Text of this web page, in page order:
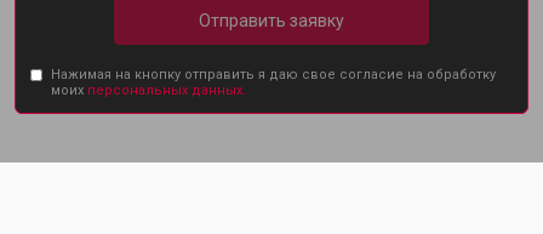
Отправить заявку
Нажимая на кнопку отправить я даю свое согласие на обработку
моих персональных данных.